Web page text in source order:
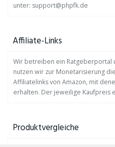
unter: support@phpfk.de
Affiliate-Links
Wir betreiben ein Ratgeberportal
nutzen wir zur Monetarisierung
Affiliatelinks von Amazon, mit
erhalten. Der jeweilige Kaufpreis
Produktvergleiche